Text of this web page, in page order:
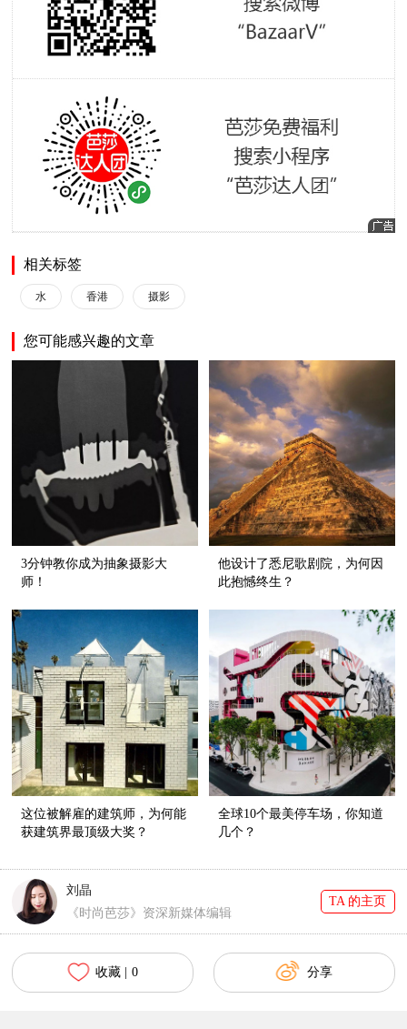
相关标签
水 香港 摄影
您可能感兴趣的文章
3分钟教你成为抽象摄影大
师！
他设计了悉尼歌剧院，为何因
此抱憾终生？
这位被解雇的建筑师，为何能
获建筑界最顶级大奖？
全球10个最美停车场，你知道
几个？
刘晶
《时尚芭莎》资深新媒体编辑
TA 的主页
收藏 | 0 分享